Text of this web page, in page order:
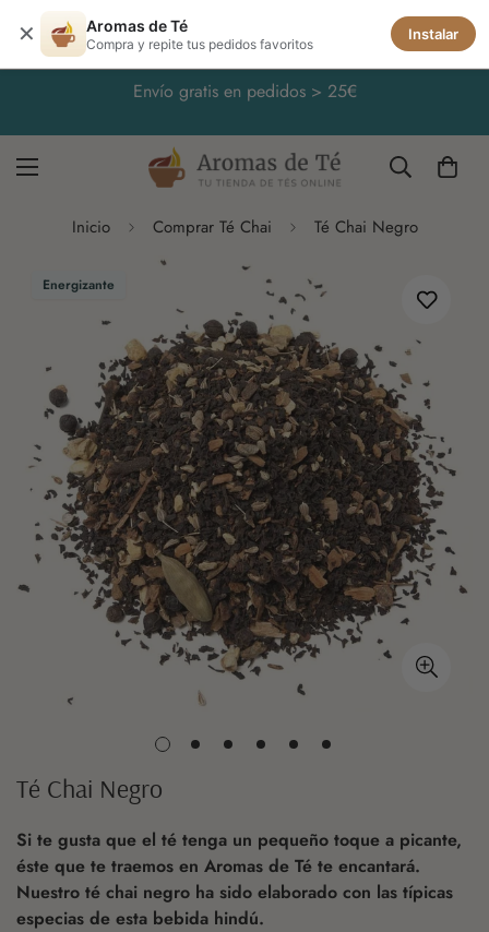
✕ Aromas de Té
Compra y repite tus pedidos favoritos
Instalar
Envío gratis en pedidos > 25€
Inicio Comprar Té Chai Té Chai Negro
Energizante
Té Chai Negro
Si te gusta que el té tenga un pequeño toque a picante,
éste que te traemos en Aromas de Té te encantará.
Nuestro té chai negro ha sido elaborado con las típicas
especias de esta bebida hindú.